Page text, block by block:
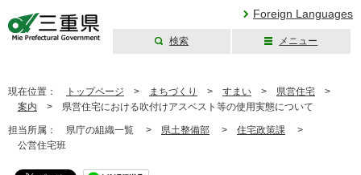
Foreign Languages
検索 メニュー
現在位置： トップページ > まちづくり > すまい > 県営住宅 >
案内 > 県営住宅における吹付けアスベスト等の使用実態について
担当所属： 県庁の組織一覧 > 県土整備部 > 住宅政策課 >
公営住宅班